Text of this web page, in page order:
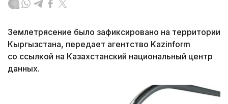
Землетрясение было зафиксировано на территории
Кыргызстана, передает агентство Kazinform
со ссылкой на Казахстанский национальный центр
данных.